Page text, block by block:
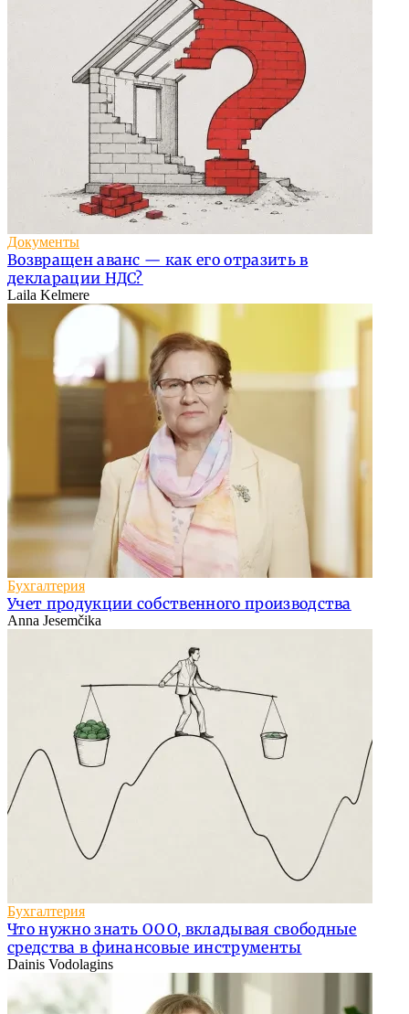
Документы
Возвращен аванс — как его отразить в
декларации НДС?
Laila Kelmere
Бухгалтерия
Учет продукции собственного производства
Anna Jesemčika
Бухгалтерия
Что нужно знать ООО, вкладывая свободные
средства в финансовые инструменты
Dainis Vodolagins